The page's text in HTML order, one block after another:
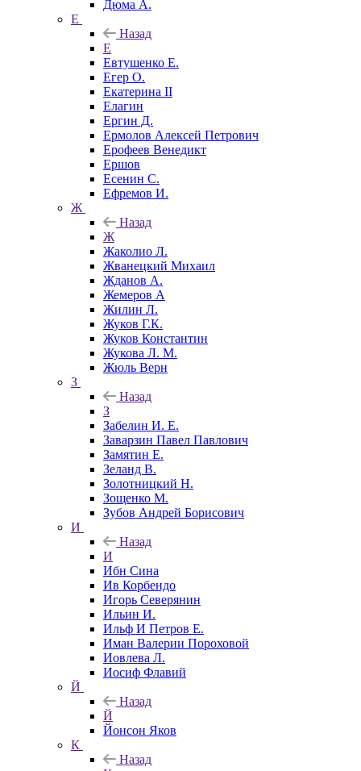
Дюма А.
Е
Назад
Е
Евтушенко Е.
Егер О.
Екатерина II
Елагин
Ергин Д.
Ермолов Алексей Петрович
Ерофеев Венедикт
Ершов
Есенин С.
Ефремов И.
Ж
Назад
Ж
Жаколио Л.
Жванецкий Михаил
Жданов А.
Жемеров А
Жилин Л.
Жуков Г.К.
Жуков Константин
Жукова Л. М.
Жюль Верн
З
Назад
З
Забелин И. Е.
Заварзин Павел Павлович
Замятин Е.
Зеланд В.
Золотницкий Н.
Зощенко М.
Зубов Андрей Борисович
И
Назад
И
Ибн Сина
Ив Корбендо
Игорь Северянин
Ильин И.
Ильф И Петров Е.
Иман Валерии Пороховой
Иовлева Л.
Иосиф Флавий
Й
Назад
Й
Йонсон Яков
К
Назад